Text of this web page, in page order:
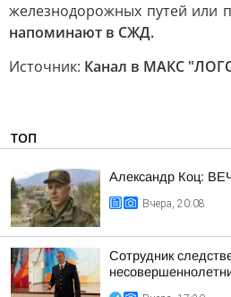
железнодорожных путей или
напоминают в СЖД.
Источник: Канал в МАКС
ТОП
Александр Коц:
Вчера, 20:08
Сотрудник